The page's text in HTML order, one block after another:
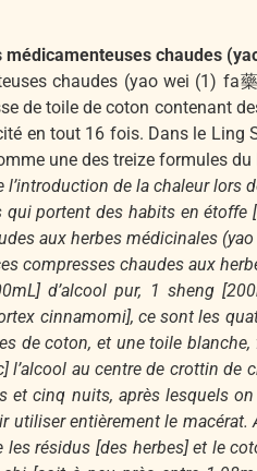
chaudes
chaudes (yao wei (1)
de toile de coton contenant
en tout 16 fois. Dans le
une des treize formules
de la chaleur
portent des habits en
aux herbes médicinales (yao
compresses chaudes aux
d’alcool pur, 1 sheng
cinnamomi], ce sont les
de coton, et une toile
l’alcool au centre de crottin
et cinq nuits, après lesquels
utiliser entièrement le
résidus [des herbes] et le